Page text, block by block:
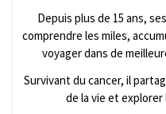
Depuis plus de 15 ans,
comprendre les miles,
voyager dans de
Survivant du cancer, il
de la vie et